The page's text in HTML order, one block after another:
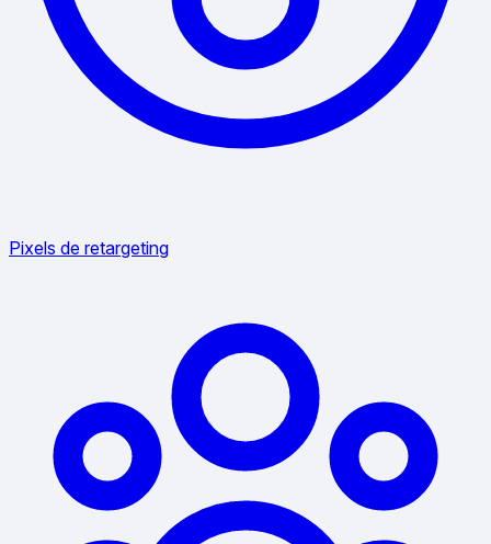
Pixels de retargeting